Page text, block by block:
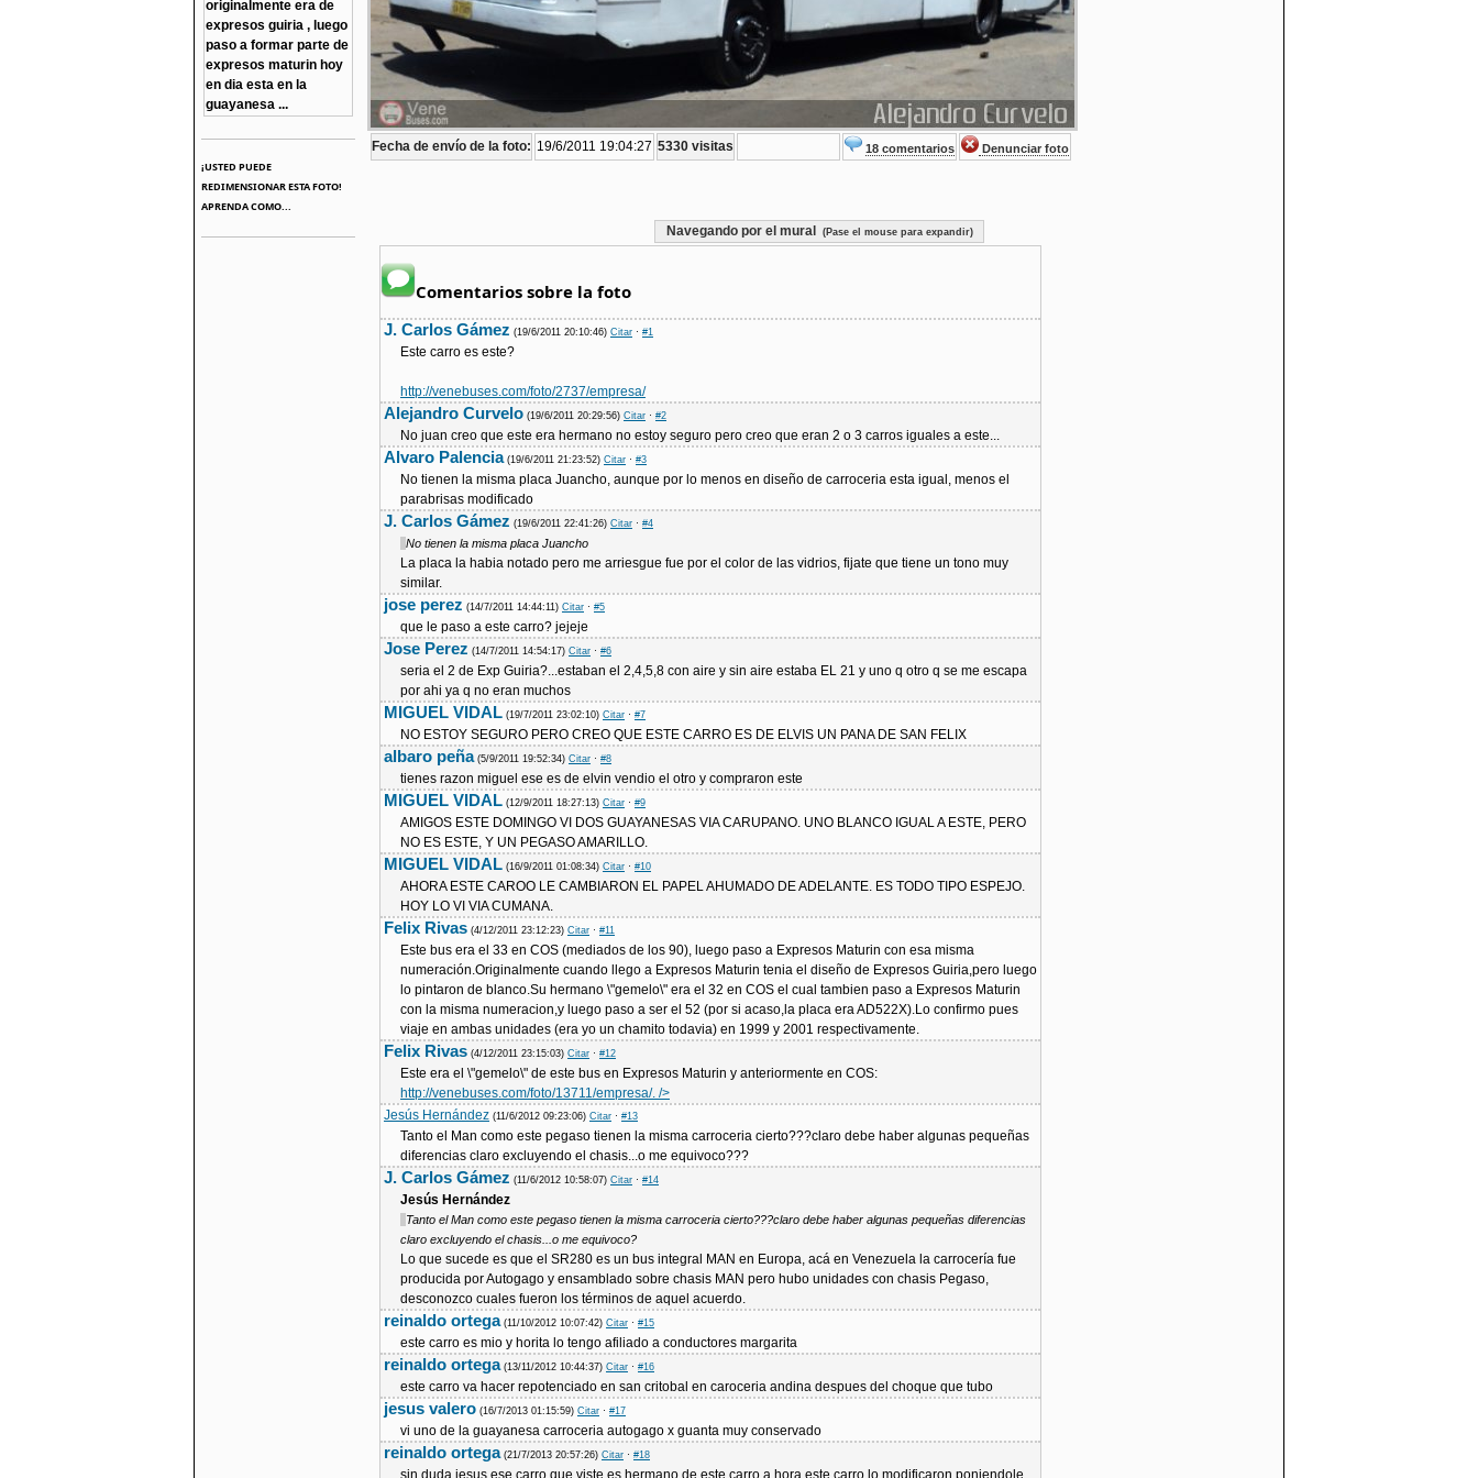
originalmente era de
expresos guiria , luego
paso a formar parte de
expresos maturin hoy
en dia esta en la
guayanesa ...
¡USTED PUEDE
REDIMENSIONAR ESTA FOTO!
APRENDA COMO...
Fecha de envío de la foto: 19/6/2011 19:04:27 5330 visitas 18 comentarios Denunciar foto
Navegando por el mural (Pase el mouse para expandir)
Comentarios sobre la foto
J. Carlos Gámez (19/6/2011 20:10:46) Citar · #1
Este carro es este?
http://venebuses.com/foto/2737/empresa/
Alejandro Curvelo (19/6/2011 20:29:56) Citar · #2
No juan creo que este era hermano no estoy seguro pero creo que eran 2 o 3 carros iguales a este...
Alvaro Palencia (19/6/2011 21:23:52) Citar · #3
No tienen la misma placa Juancho, aunque por lo menos en diseño de carroceria esta igual, menos el
parabrisas modificado
J. Carlos Gámez (19/6/2011 22:41:26) Citar · #4
No tienen la misma placa Juancho
La placa la habia notado pero me arriesgue fue por el color de las vidrios, fijate que tiene un tono muy
similar.
jose perez (14/7/2011 14:44:11) Citar · #5
que le paso a este carro? jejeje
Jose Perez (14/7/2011 14:54:17) Citar · #6
seria el 2 de Exp Guiria?...estaban el 2,4,5,8 con aire y sin aire estaba EL 21 y uno q otro q se me escapa
por ahi ya q no eran muchos
MIGUEL VIDAL (19/7/2011 23:02:10) Citar · #7
NO ESTOY SEGURO PERO CREO QUE ESTE CARRO ES DE ELVIS UN PANA DE SAN FELIX
albaro peña (5/9/2011 19:52:34) Citar · #8
tienes razon miguel ese es de elvin vendio el otro y compraron este
MIGUEL VIDAL (12/9/2011 18:27:13) Citar · #9
AMIGOS ESTE DOMINGO VI DOS GUAYANESAS VIA CARUPANO. UNO BLANCO IGUAL A ESTE, PERO
NO ES ESTE, Y UN PEGASO AMARILLO.
MIGUEL VIDAL (16/9/2011 01:08:34) Citar · #10
AHORA ESTE CAROO LE CAMBIARON EL PAPEL AHUMADO DE ADELANTE. ES TODO TIPO ESPEJO.
HOY LO VI VIA CUMANA.
Felix Rivas (4/12/2011 23:12:23) Citar · #11
Este bus era el 33 en COS (mediados de los 90), luego paso a Expresos Maturin con esa misma
numeración.Originalmente cuando llego a Expresos Maturin tenia el diseño de Expresos Guiria,pero luego
lo pintaron de blanco.Su hermano \"gemelo\" era el 32 en COS el cual tambien paso a Expresos Maturin
con la misma numeracion,y luego paso a ser el 52 (por si acaso,la placa era AD522X).Lo confirmo pues
viaje en ambas unidades (era yo un chamito todavia) en 1999 y 2001 respectivamente.
Felix Rivas (4/12/2011 23:15:03) Citar · #12
Este era el \"gemelo\" de este bus en Expresos Maturin y anteriormente en COS:
http://venebuses.com/foto/13711/empresa/. />
Jesús Hernández (11/6/2012 09:23:06) Citar · #13
Tanto el Man como este pegaso tienen la misma carroceria cierto???claro debe haber algunas pequeñas
diferencias claro excluyendo el chasis...o me equivoco???
J. Carlos Gámez (11/6/2012 10:58:07) Citar · #14
Jesús Hernández
Tanto el Man como este pegaso tienen la misma carroceria cierto???claro debe haber algunas pequeñas diferencias
claro excluyendo el chasis...o me equivoco?
Lo que sucede es que el SR280 es un bus integral MAN en Europa, acá en Venezuela la carrocería fue
producida por Autogago y ensamblado sobre chasis MAN pero hubo unidades con chasis Pegaso,
desconozco cuales fueron los términos de aquel acuerdo.
reinaldo ortega (11/10/2012 10:07:42) Citar · #15
este carro es mio y horita lo tengo afiliado a conductores margarita
reinaldo ortega (13/11/2012 10:44:37) Citar · #16
este carro va hacer repotenciado en san critobal en caroceria andina despues del choque que tubo
jesus valero (16/7/2013 01:15:59) Citar · #17
vi uno de la guayanesa carroceria autogago x guanta muy conservado
reinaldo ortega (21/7/2013 20:57:26) Citar · #18
sin duda jesus ese carro que viste es hermano de este carro a hora este carro lo modificaron poniendole